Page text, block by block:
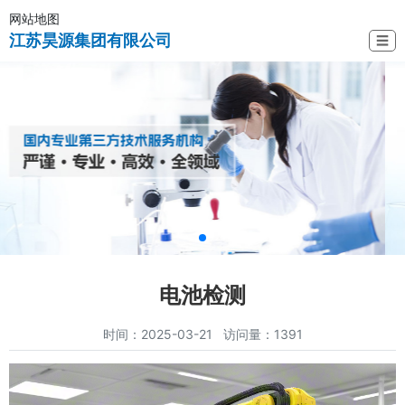
网站地图
江苏昊源集团有限公司 ☰
电池检测
时间：2025-03-21 访问量：1391